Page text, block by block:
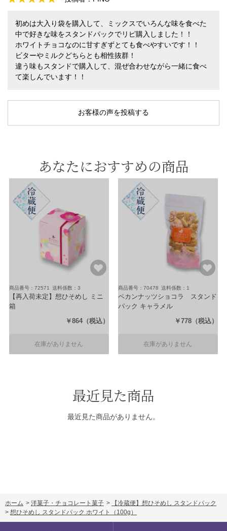
初めは大入り袋を購入して、ミックスでいろんな味を食べた
中で好きな味をスタンドパックでリピ購入しました！！
ホワイトチョコなのに甘すぎずとても食べやすいです！！
ビターやミルクどちらとも相性抜群！
違う味もスタンドで購入して、混ぜ合わせながら一緒に食べ
て楽しんでいます！！
お客様の声を投稿する
あなたにおすすめの商品
商品番号：72571 送料係数：3
【再入荷未定】想ひそめし ミニ
箱
（6袋（1袋11g スイート×3袋・ビ
￥864 （税込）
在庫がありません
商品番号：70478 送料係数：1
ペカンナッツショコラ スタンド
パック キャラメル
￥778 （税込）
在庫がありません
最近見た商品
最近見た商品がありません。
ホーム > 洋菓子・チョコレート菓子 >
【冷蔵便】想ひそめし スタンドパック
> 想ひそめし スタンドパック ホワイト （100g）